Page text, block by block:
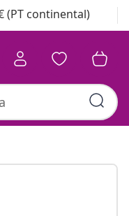
(PT continental)